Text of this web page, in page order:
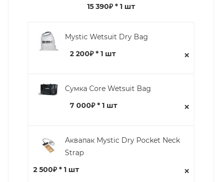
15 390₽ * 1 шт
Mystic Wetsuit Dry Bag
2 200₽ * 1 шт
Сумка Core Wetsuit Bag
7 000₽ * 1 шт
Аквапак Mystic Dry Pocket Neck
Strap
2 500₽ * 1 шт